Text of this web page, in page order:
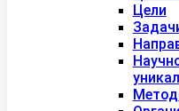
Цели